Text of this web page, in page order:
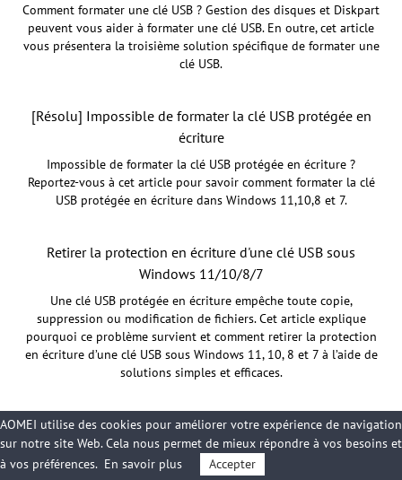
Comment formater une clé USB ? Gestion des disques et Diskpart
peuvent vous aider à formater une clé USB. En outre, cet article
vous présentera la troisième solution spécifique de formater une
clé USB.
[Résolu] Impossible de formater la clé USB protégée en
écriture
Impossible de formater la clé USB protégée en écriture ?
Reportez-vous à cet article pour savoir comment formater la clé
USB protégée en écriture dans Windows 11,10,8 et 7.
Retirer la protection en écriture d'une clé USB sous
Windows 11/10/8/7
Une clé USB protégée en écriture empêche toute copie,
suppression ou modification de fichiers. Cet article explique
pourquoi ce problème survient et comment retirer la protection
en écriture d’une clé USB sous Windows 11, 10, 8 et 7 à l’aide de
solutions simples et efficaces.
AOMEI utilise des cookies pour améliorer votre expérience de navigation
sur notre site Web. Cela nous permet de mieux répondre à vos besoins et
à vos préférences. En savoir plus Accepter